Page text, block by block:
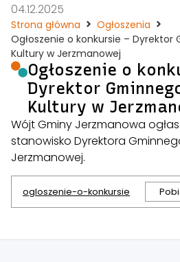
04.12.2025
Strona główna
Ogłoszenia
Ogłoszenie o konkursie –
Kultury w Jerzmanowej
Ogłoszenie o
Dyrektor
Kultury w
Wójt Gminy Jerzmanowa
stanowisko Dyrektora
Jerzmanowej.
ogloszenie-o-konkursie